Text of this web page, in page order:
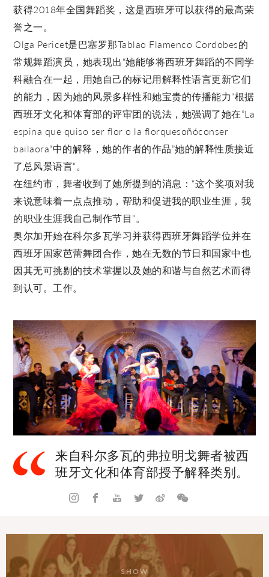
获得2018年全国舞蹈奖，这是西班牙可以获得的最高荣
誉之一。
Olga Pericet是巴塞罗那Tablao Flamenco Cordobes的
常规舞蹈演员，她表现出“她能够将西班牙舞蹈的不同学
科融合在一起，用她自己的标记用解释性语言更新它们
的能力，因为她的风景多样性和她宝贵的传播能力“根据
西班牙文化和体育部的评审团的说法，她强调了她在”La
espina que quiso ser flor o la florquesoñóconser
bailaora“中的解释，她的作者的作品”她的解释性质接近
了总风景语言“。
在纽约市，舞者收到了她所提到的消息：“这个奖项对我
来说意味着一点点推动，帮助和促进我的职业生涯，我
的职业生涯我自己制作节目”。
奥尔加开始在科尔多瓦学习并获得西班牙舞蹈学位并在
西班牙国家芭蕾舞团合作，她在无数的节日和国家中也
因其无可挑剔的技术掌握以及她的和谐与自然艺术而得
到认可。工作。
来自科尔多瓦的弗拉明戈舞者被西
班牙文化和体育部授予解释类别。
SHOW